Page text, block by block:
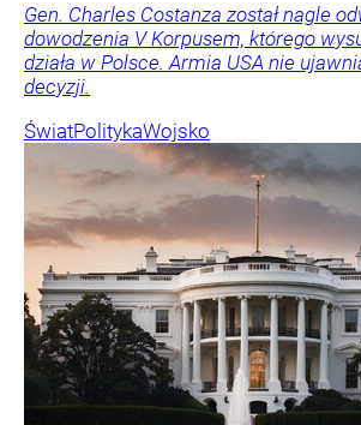
Gen. Charles Costanza został nagle
dowodzenia V Korpusem, którego
działa w Polsce. Armia USA nie
decyzji.
ŚwiatPolitykaWojsko